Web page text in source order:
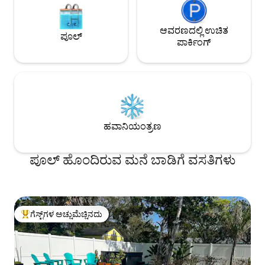
ಪೂಲ್
ಆವರಣದಲ್ಲಿ ಉಚಿತ
ಪಾರ್ಕಿಂಗ್
ಹವಾನಿಯಂತ್ರಣ
ಪೂಲ್ ಹೊಂದಿರುವ ಮನೆ ಬಾಡಿಗೆ ವಸತಿಗಳು
ಗೆಸ್ಟ್‌ಗಳಿಗೆ ಅತಿ ಹೆಚ್ಚು ಅಚ್ಚುಮೆಚ್ಚಿನದು
ಗೆಸ್ಟ್‌ಗಳ ಅಚ್ಚುಮೆಚ್ಚಿನದು